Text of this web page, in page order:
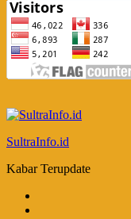
SultraInfo.id
Kabar Terupdate